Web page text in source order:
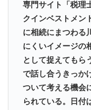
専門サイト「税理
クインベストメン
に相続にまつわる
にくいイメージの
として捉えてもら
で話し合うきっか
ついて考える機会
られている。日付